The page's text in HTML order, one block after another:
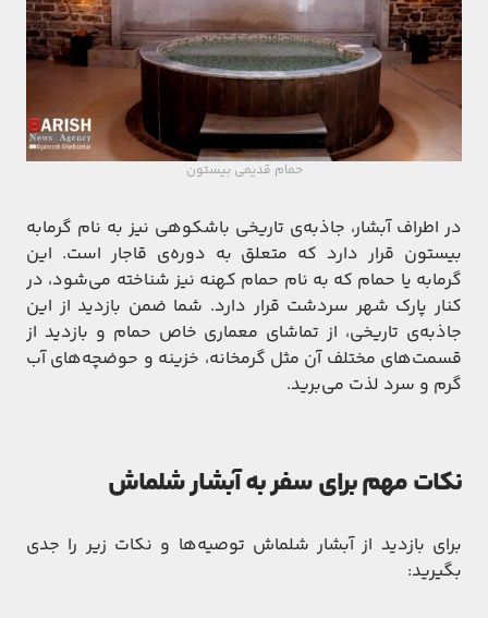
حمام قدیمی بیستون
در اطراف آبشار، جاذبه‌ی تاریخی باشکوهی نیز به نام گرمابه
بیستون قرار دارد که متعلق به دوره‌ی قاجار است. این
گرمابه یا حمام که به نام حمام کهنه نیز شناخته می‌شود، در
کنار پارک شهر سردشت قرار دارد. شما ضمن بازدید از این
جاذبه‌ی تاریخی، از تماشای معماری خاص حمام و بازدید از
قسمت‌های مختلف آن مثل گرمخانه، خزینه و حوضچه‌های آب
گرم و سرد لذت می‌برید.
نکات مهم برای سفر به آبشار شلماش
برای بازدید از آبشار شلماش توصیه‌ها و نکات زیر را جدی
بگیرید: